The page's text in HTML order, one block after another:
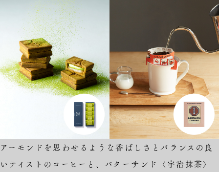
アーモンドを思わせるような香ばしさとバランスの良
いテイストのコーヒーと、バターサンド〈宇治抹茶〉